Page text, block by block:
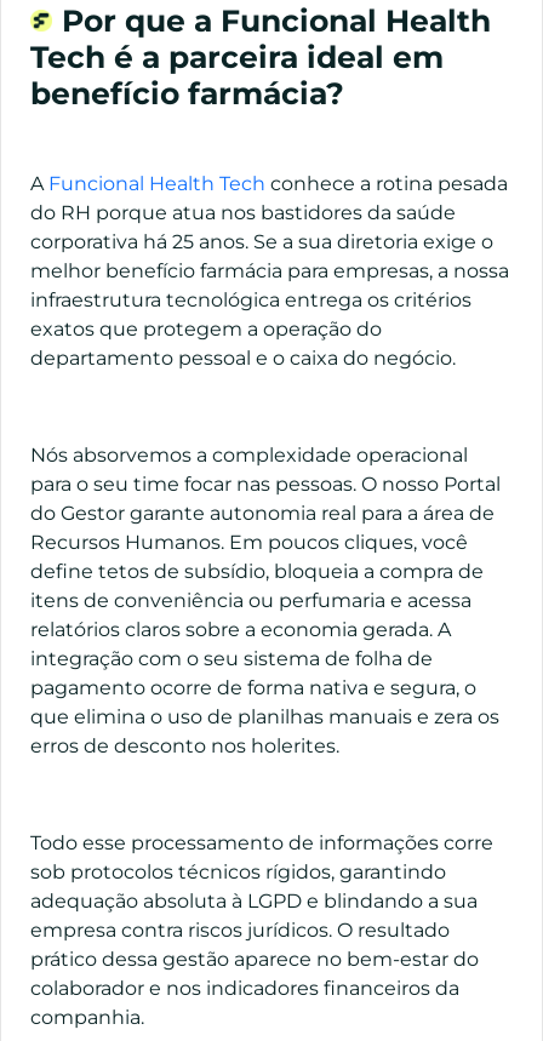
Por que a Funcional Health
Tech é a parceira ideal em
benefício farmácia?
A Funcional Health Tech conhece a rotina pesada
do RH porque atua nos bastidores da saúde
corporativa há 25 anos. Se a sua diretoria exige o
melhor benefício farmácia para empresas, a nossa
infraestrutura tecnológica entrega os critérios
exatos que protegem a operação do
departamento pessoal e o caixa do negócio.
Nós absorvemos a complexidade operacional
para o seu time focar nas pessoas. O nosso Portal
do Gestor garante autonomia real para a área de
Recursos Humanos. Em poucos cliques, você
define tetos de subsídio, bloqueia a compra de
itens de conveniência ou perfumaria e acessa
relatórios claros sobre a economia gerada. A
integração com o seu sistema de folha de
pagamento ocorre de forma nativa e segura, o
que elimina o uso de planilhas manuais e zera os
erros de desconto nos holerites.
Todo esse processamento de informações corre
sob protocolos técnicos rígidos, garantindo
adequação absoluta à LGPD e blindando a sua
empresa contra riscos jurídicos. O resultado
prático dessa gestão aparece no bem-estar do
colaborador e nos indicadores financeiros da
companhia.